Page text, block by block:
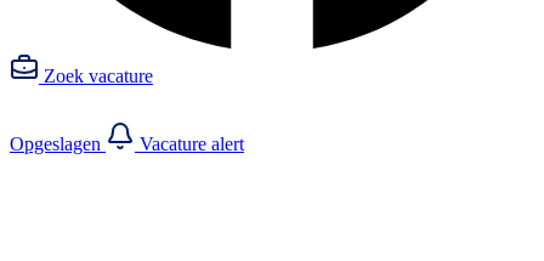
Zoek vacature
Opgeslagen Vacature alert